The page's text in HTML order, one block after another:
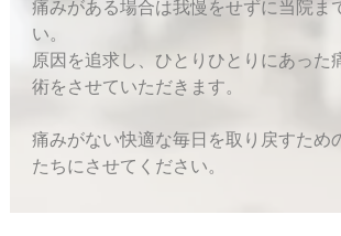
痛みがある場合は我慢をせずに当院ま
い。
原因を追求し、ひとりひとりにあった
術をさせていただきます。
痛みがない快適な毎日を取り戻すため
たちにさせてください。